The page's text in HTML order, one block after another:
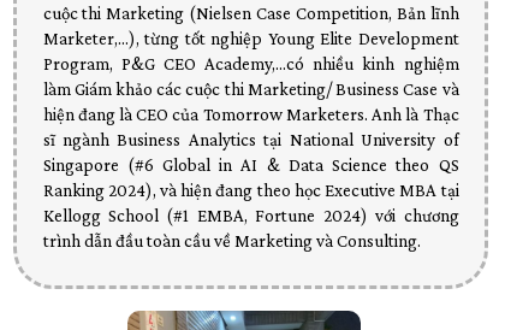
cuộc thi Marketing (Nielsen Case Competition, Bản lĩnh
Marketer,...), từng tốt nghiệp Young Elite Development
Program, P&G CEO Academy,...có nhiều kinh nghiệm
làm Giám khảo các cuộc thi Marketing/ Business Case và
hiện đang là CEO của Tomorrow Marketers. Anh là Thạc
sĩ ngành Business Analytics tại National University of
Singapore (#6 Global in AI & Data Science theo QS
Ranking 2024), và hiện đang theo học Executive MBA tại
Kellogg School (#1 EMBA, Fortune 2024) với chương
trình dẫn đầu toàn cầu về Marketing và Consulting.